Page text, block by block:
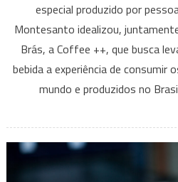
especial produzido por
Montesanto idealizou,
Brás, a Coffee ++, que busca
bebida a experiência de consumir
mundo e produzidos no